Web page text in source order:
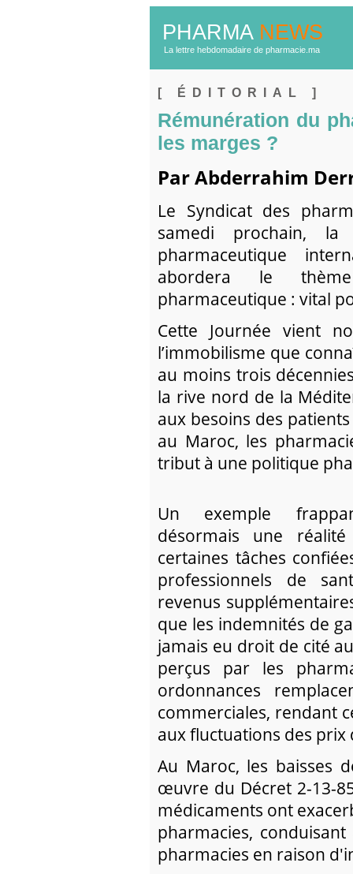
PHARMA NEWS
La lettre hebdomadaire de pharmacie.ma
[ ÉDITORIAL ]
Rémunération du
les marges ?
Par Abderrahim
Le Syndicat des
samedi prochain,
pharmaceutique
abordera le
pharmaceutique : vital
Cette Journée vient
l’immobilisme que
au moins trois
la rive nord de la
aux besoins des
au Maroc, les
tribut à une politique
Un exemple
désormais une
certaines tâches
professionnels de
revenus
que les indemnités de
jamais eu droit de cité
perçus par les
ordonnances
commerciales, rendant
aux fluctuations des prix
Au Maroc, les baisses
œuvre du Décret 2-13-
médicaments ont
pharmacies,
pharmacies en raison